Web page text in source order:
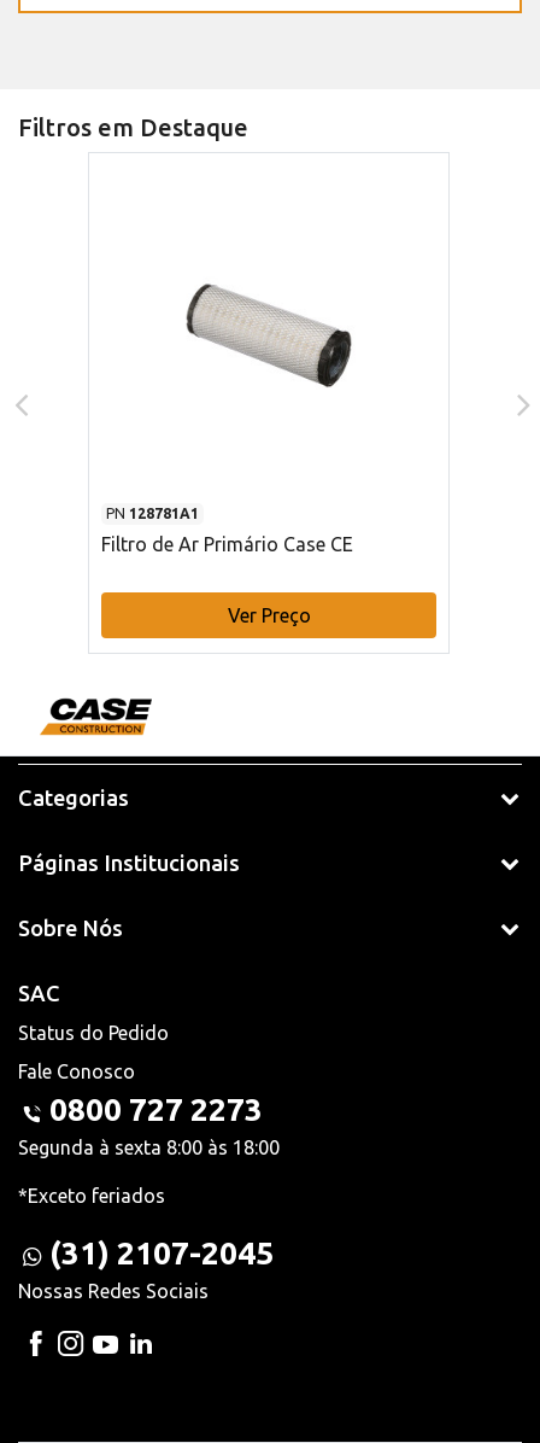
Filtros em Destaque
PN 128781A1
Filtro de Ar Primário Case CE
Ver Preço
Categorias
Páginas Institucionais
Sobre Nós
SAC
Status do Pedido
Fale Conosco
0800 727 2273
Segunda à sexta 8:00 às 18:00
*Exceto feriados
(31) 2107-2045
Nossas Redes Sociais